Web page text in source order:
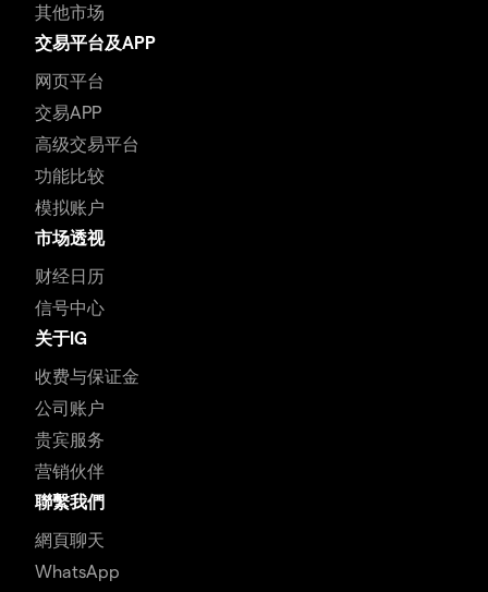
其他市场
交易平台及APP
网页平台
交易APP
高级交易平台
功能比较
模拟账户
市场透视
财经日历
信号中心
关于IG
收费与保证金
公司账户
贵宾服务
营销伙伴
聯繫我們
網頁聊天
WhatsApp